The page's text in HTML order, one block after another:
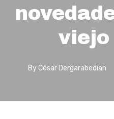
viejo
By César Dergarabedian